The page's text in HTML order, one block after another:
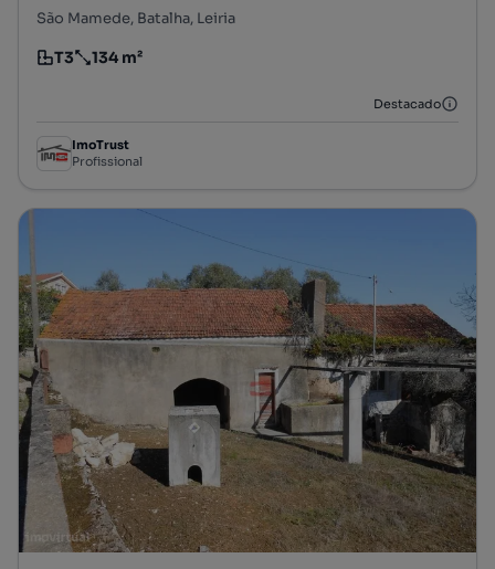
São Mamede, Batalha, Leiria
Tipologia
T3
Preço por metro quadrado
134 m²
Destacado
ImoTrust
Profissional